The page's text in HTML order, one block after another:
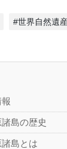
#世界自然遺
島の歴史
島とは